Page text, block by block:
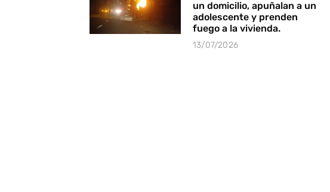
un domicilio, apuñalan a un
adolescente y prenden
fuego a la vivienda.
13/07/2026